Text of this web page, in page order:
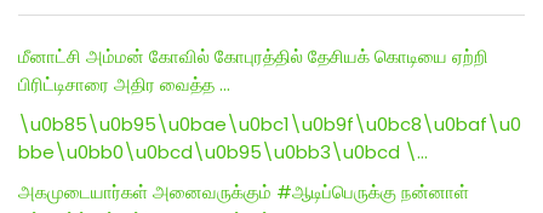
மீனாட்சி அம்மன் கோவில் கோபுரத்தில் தேசியக் கொடியை ஏற்றி
பிரிட்டிசாரை அதிர வைத்த …
\u0b85\u0b95\u0bae\u0bc1\u0b9f\u0bc8\u0baf\u0
bbe\u0bb0\u0bcd\u0b95\u0bb3\u0bcd \…
அகமுடையார்கள் அனைவருக்கும் #ஆடிப்பெருக்கு நன்னாள்